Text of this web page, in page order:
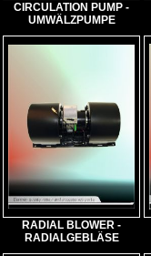
CIRCULATION PUMP -
UMWÄLZPUMPE
RADIAL BLOWER -
RADIALGEBLÄSE